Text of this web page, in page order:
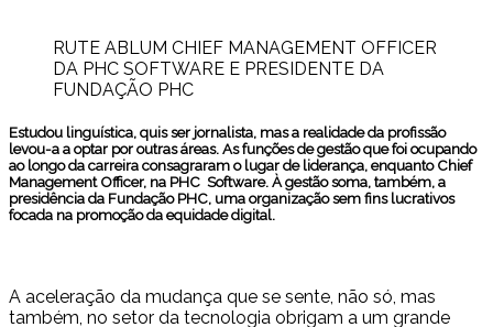
RUTE ABLUM CHIEF MANAGEMENT OFFICER
DA PHC SOFTWARE E PRESIDENTE DA
FUNDAÇÃO PHC
Estudou linguística, quis ser jornalista, mas a realidade da profissão
levou-a a optar por outras áreas. As funções de gestão que foi ocupando
ao longo da carreira consagraram o lugar de liderança, enquanto Chief
Management Officer, na PHC Software. À gestão soma, também, a
presidência da Fundação PHC, uma organização sem fins lucrativos
focada na promoção da equidade digital.
A aceleração da mudança que se sente, não só, mas
também, no setor da tecnologia obrigam a um grande